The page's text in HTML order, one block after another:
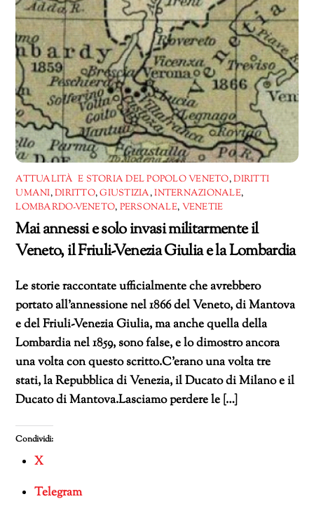
ATTUALITÀ E STORIA DEL POPOLO VENETO,DIRITTI
UMANI,DIRITTO,GIUSTIZIA,INTERNAZIONALE,
LOMBARDO-VENETO, PERSONALE, VENETIE
Mai annessi e solo invasi militarmente il
Veneto, il Friuli-Venezia Giulia e la Lombardia
Le storie raccontate ufficialmente che avrebbero
portato all’annessione nel 1866 del Veneto, di Mantova
e del Friuli-Venezia Giulia, ma anche quella della
Lombardia nel 1859, sono false, e lo dimostro ancora
una volta con questo scritto.C’erano una volta tre
stati, la Repubblica di Venezia, il Ducato di Milano e il
Ducato di Mantova.Lasciamo perdere le […]
Condividi:
X
Telegram